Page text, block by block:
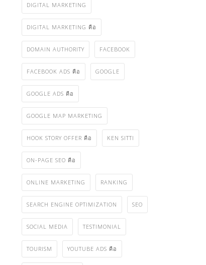
DIGITAL MARKETING
DIGITAL MARKETING คือ
DOMAIN AUTHORITY FACEBOOK
FACEBOOK ADS คือ GOOGLE
GOOGLE ADS คือ
GOOGLE MAP MARKETING
HOOK STORY OFFER คือ KEN SITTI
ON-PAGE SEO คือ
ONLINE MARKETING RANKING
SEARCH ENGINE OPTIMIZATION SEO
SOCIAL MEDIA TESTIMONIAL
TOURISM YOUTUBE ADS คือ